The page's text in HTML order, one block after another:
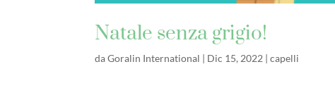
Natale senza grigio!
daGoralin International | Dic 15, 2022 |capelli